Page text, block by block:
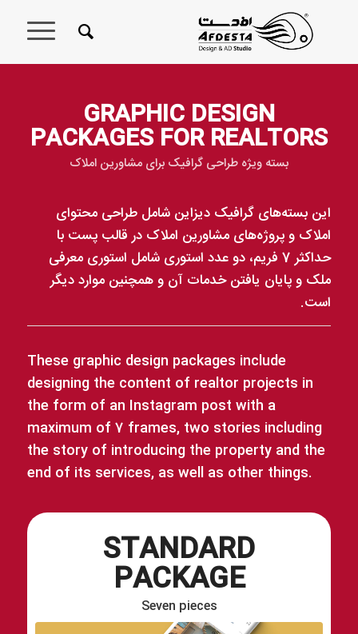
GRAPHIC DESIGN
PACKAGES FOR REALTORS
بسته ویژه طراحی گرافیک برای مشاورین املاک
این بسته‌های گرافیک دیزاین شامل طراحی محتوای
املاک و پروژه‌های مشاورین املاک در قالب پست با
حداکثر 7 فریم، دو عدد استوری شامل استوری معرفی
ملک و پایان یافتن خدمات آن و همچنین موارد دیگر
است.
These graphic design packages include
designing the content of realtor projects in
the form of an Instagram post with a
maximum of 7 frames, two stories including
the story of introducing the property and the
end of its services, as well as other things.
STANDARD
PACKAGE
Seven pieces